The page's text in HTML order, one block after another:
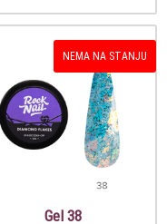
NEMA NA STANJU
Gel 38